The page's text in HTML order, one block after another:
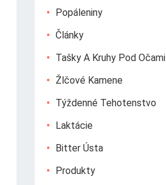
Popáleniny
Články
Tašky A Kruhy Pod Očami
Žlčové Kamene
Týždenné Tehotenstvo
Laktácie
Bitter Ústa
Produkty